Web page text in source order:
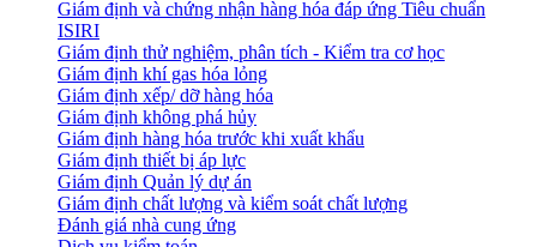
Giám định và chứng nhận hàng hóa đáp ứng Tiêu chuẩn
ISIRI
Giám định thử nghiệm, phân tích - Kiểm tra cơ học
Giám định khí gas hóa lỏng
Giám định xếp/ dỡ hàng hóa
Giám định không phá hủy
Giám định hàng hóa trước khi xuất khẩu
Giám định thiết bị áp lực
Giám định Quản lý dự án
Giám định chất lượng và kiểm soát chất lượng
Đánh giá nhà cung ứng